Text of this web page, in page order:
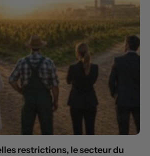
restrictions, le secteur du